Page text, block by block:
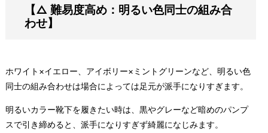
【△ 難易度高め：明るい色同士の組み合
わせ】
ホワイト×イエロー、アイボリー×ミントグリーンなど、明るい色
同士の組み合わせは場合によっては足元が派手になりすぎます。
明るいカラー靴下を履きたい時は、黒やグレーなど暗めのパンプ
スで引き締めると、派手になりすぎず綺麗になじみます。